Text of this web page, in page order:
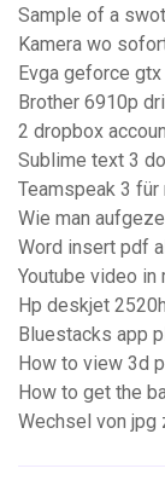
Sample of a
Kamera wo
Evga geforce
Brother 6910p
2 dropbox
Sublime text 3
Teamspeak 3 für
Wie man
Word insert pdf
Youtube video in
Hp deskjet
Bluestacks app
How to view 3d
How to get the
Wechsel von jpg